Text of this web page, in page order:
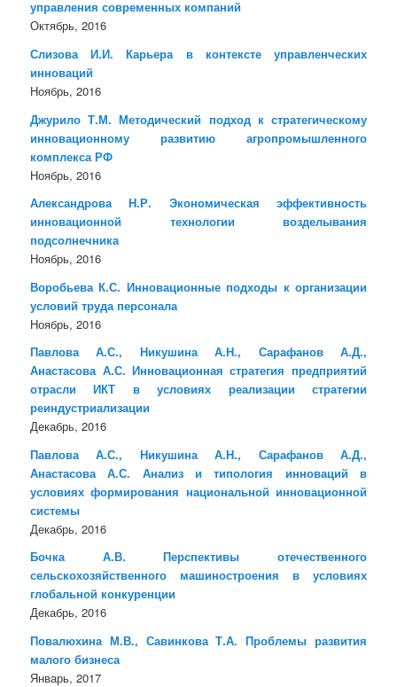
управления современных компаний
Октябрь, 2016
Слизова И.И. Карьера в контексте управленческих
инноваций
Ноябрь, 2016
Джурило Т.М. Методический подход к стратегическому
инновационному развитию агропромышленного
комплекса РФ
Ноябрь, 2016
Александрова Н.Р. Экономическая эффективность
инновационной технологии возделывания
подсолнечника
Ноябрь, 2016
Воробьева К.С. Инновационные подходы к организации
условий труда персонала
Ноябрь, 2016
Павлова А.С., Никушина А.Н., Сарафанов А.Д.,
Анастасова А.С. Инновационная стратегия предприятий
отрасли ИКТ в условиях реализации стратегии
реиндустриализации
Декабрь, 2016
Павлова А.С., Никушина А.Н., Сарафанов А.Д.,
Анастасова А.С. Анализ и типология инноваций в
условиях формирования национальной инновационной
системы
Декабрь, 2016
Бочка А.В. Перспективы отечественного
сельскохозяйственного машиностроения в условиях
глобальной конкуренции
Декабрь, 2016
Повалюхина М.В., Савинкова Т.А. Проблемы развития
малого бизнеса
Январь, 2017